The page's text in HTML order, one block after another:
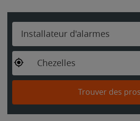
Installateur d'alarmes
Chezelles
Trouver des pros